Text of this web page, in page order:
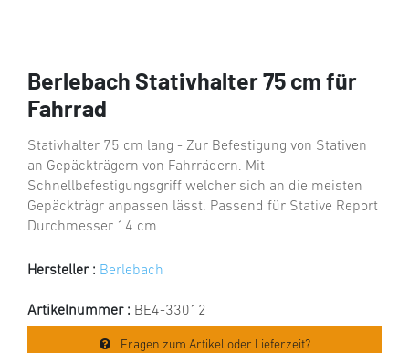
Berlebach Stativhalter 75 cm für
Fahrrad
Stativhalter 75 cm lang - Zur Befestigung von Stativen
an Gepäckträgern von Fahrrädern. Mit
Schnellbefestigungsgriff welcher sich an die meisten
Gepäckträgr anpassen lässt. Passend für Stative Report
Durchmesser 14 cm
Hersteller : Berlebach
Artikelnummer : BE4-33012
Fragen zum Artikel oder Lieferzeit?